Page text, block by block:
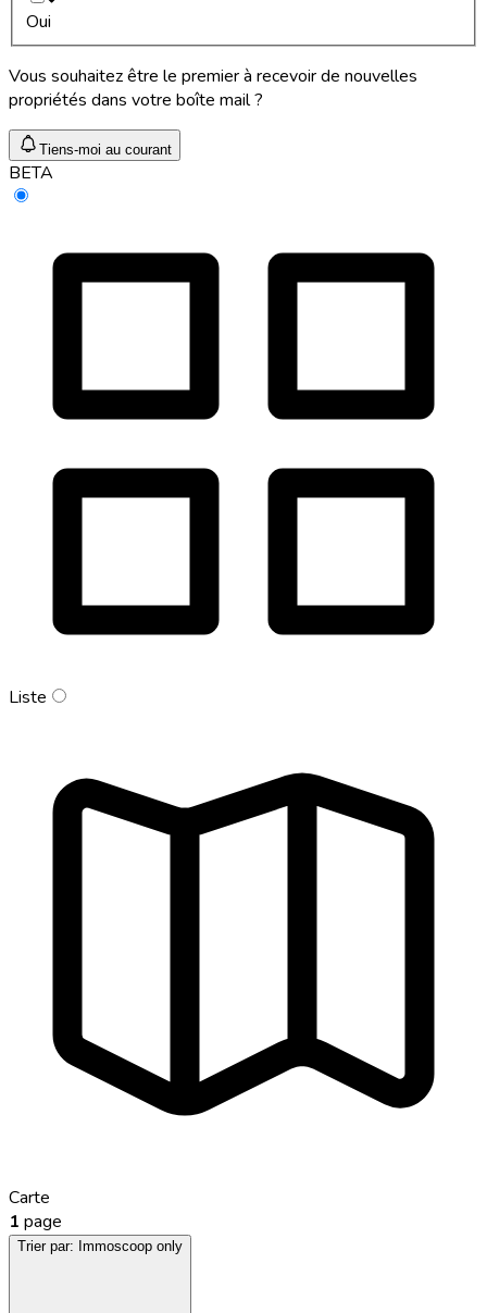
Oui
Vous souhaitez être le premier à recevoir de nouvelles
propriétés dans votre boîte mail ?
Tiens-moi au courant
BETA
Liste
Carte
1 page
Trier par: Immoscoop only